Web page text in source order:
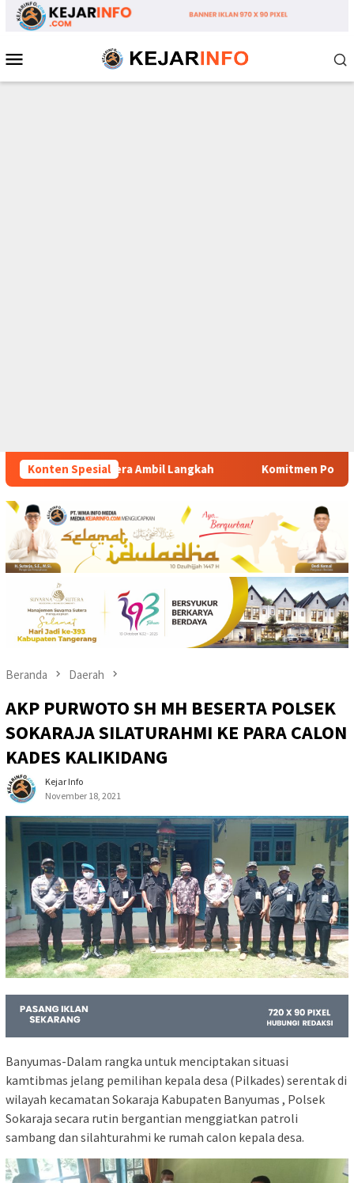
Loncat
Mobile
Konten Spesial
Komitmen Polsek Tigaraksa Tindak Tegas Peredaran
Beranda Daerah
AKP PURWOTO SH MH BESERTA POLSEK
SOKARAJA SILATURAHMI KE PARA CALON
KADES KALIKIDANG
Kejar Info
November 18, 2021
Banyumas-Dalam rangka untuk menciptakan situasi
kamtibmas jelang pemilihan kepala desa (Pilkades) serentak di
wilayah kecamatan Sokaraja Kabupaten Banyumas , Polsek
Sokaraja secara rutin bergantian menggiatkan patroli
sambang dan silahturahmi ke rumah calon kepala desa.